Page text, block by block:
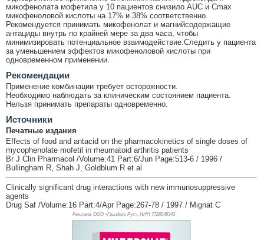
микофенолата мофетила у 10 пациентов снизило AUC и Cmax
микофеноловой кислоты на 17% и 38% соответственно.
Рекомендуется принимать микофенолат и магнийсодержащие
антациды внутрь по крайней мере за два часа, чтобы
минимизировать потенциальное взаимодействие.Следить у пациента
за уменьшением эффектов микофеноловой кислоты при
одновременном применении.
Рекомендации
Применение комбинации требует осторожности.
Необходимо наблюдать за клиническим состоянием пациента.
Нельзя принимать препараты одновременно.
Источники
Печатные издания
Effects of food and antacid on the pharmacokinetics of single doses of
mycophenolate mofetil in rheumatoid arthritis patients
Br J Clin Pharmacol /Volume:41 Part:6/Jun Page:513-6 / 1996 /
Bullingham R, Shah J, Goldblum R et al
Clinically significant drug interactions with new immunosuppressive
agents
Drug Saf /Volume:16 Part:4/Apr Page:267-78 / 1997 / Mignat C
Реклама. ООО «Гриндекс Рус», ИНН 7726548343